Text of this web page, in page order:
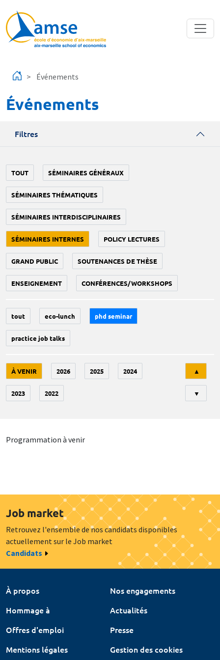
Événements
Événements
Filtres
TOUT SÉMINAIRES GÉNÉRAUX
SÉMINAIRES THÉMATIQUES
SÉMINAIRES INTERDISCIPLINAIRES
SÉMINAIRES INTERNES POLICY LECTURES
GRAND PUBLIC SOUTENANCES DE THÈSE
ENSEIGNEMENT CONFÉRENCES/WORKSHOPS
tout eco-lunch phd seminar
practice job talks
À VENIR 2026 2025 2024
2023 2022
▲
▼
Programmation à venir
Job market
Retrouvez l'ensemble de nos candidats disponibles
actuellement sur le Job market
Candidats
À propos
Nos engagements
Hommage à
Actualités
Offres d'emploi
Presse
Mentions légales
Gestion des cookies